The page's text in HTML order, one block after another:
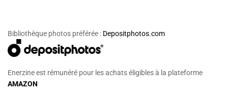
Bibliothèque photos préférée : Depositphotos.com
Enerzine est rémunéré pour les achats éligibles à la plateforme
AMAZON